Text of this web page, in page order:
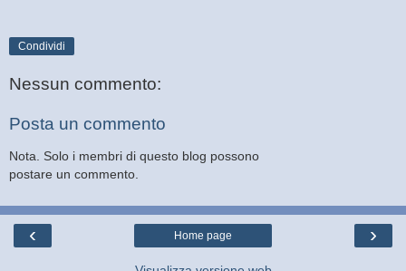
Condividi
Nessun commento:
Posta un commento
Nota. Solo i membri di questo blog possono
postare un commento.
‹ ›
Home page